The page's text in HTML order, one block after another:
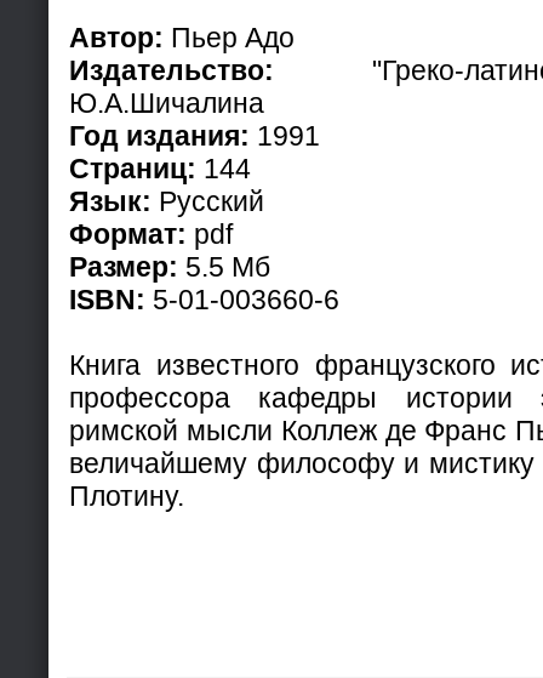
Автор: Пьер Адо
Издательство: "Греко-
Ю.А.Шичалина
Год издания: 1991
Страниц: 144
Язык: Русский
Формат: pdf
Размер: 5.5 Мб
ISBN: 5-01-003660-6
Книга известного французского
профессора кафедры истории
римской мысли Коллеж де Франс
величайшему философу и мистику
Плотину.